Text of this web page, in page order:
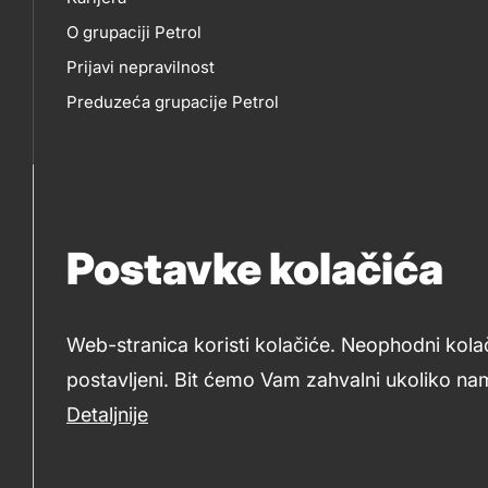
Postavke kolačića
Web-stranica koristi kolačiće. Neophodni
postavljeni. Bit ćemo Vam zahvalni ukoliko
Detaljnije
title???
NAMA
O grupaciji Petrol
Prijavi nepravilnost
Preduzeća grupacije Petrol
2019-2026 Petrol BH Oil Company d.o.o. i Petrol d.d.,